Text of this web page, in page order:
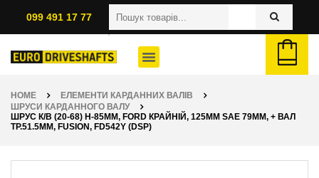
099 491 17 77
HOME
ЕЛЕМЕНТИ КАРДАННИХ ВАЛІВ
ШРУСИ КАРДАННОГО ВАЛУ
ШРУС К/В (20-68) H-85ММ, FORD КРАЙНІЙ, 125ММ SAE 79ММ, + ВАЛ
ТР.51.5ММ, FUSION, FD542Y (DSP)